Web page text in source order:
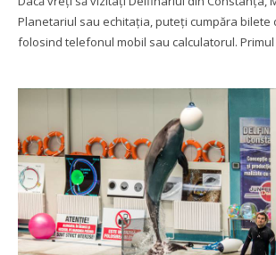
Planetariul sau echitația, puteți cumpăra bilete
folosind telefonul mobil sau calculatorul. Primul